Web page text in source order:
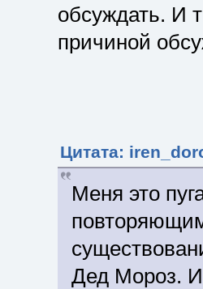
обсуждать. И
причиной
Цитата:
Меня это
Дед Мороз. И